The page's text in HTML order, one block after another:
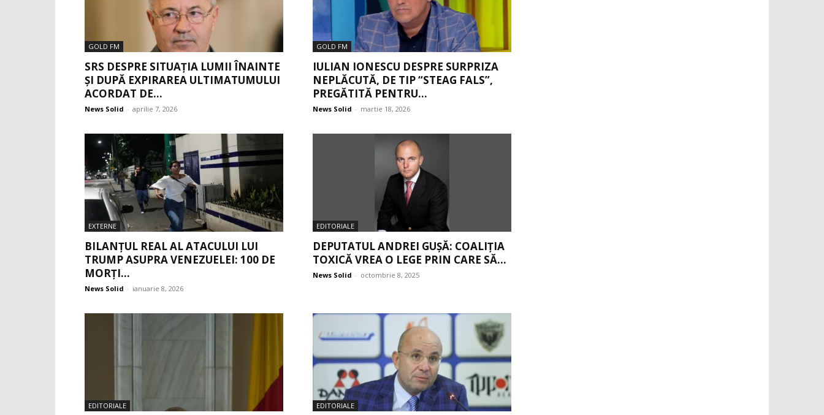
GOLD FM
SRS DESPRE SITUAȚIA LUMII ÎNAINTE
ȘI DUPĂ EXPIRAREA ULTIMATUMULUI
ACORDAT DE...
News Solid - aprilie 7, 2026
GOLD FM
IULIAN IONESCU DESPRE SURPRIZA
NEPLĂCUTĂ, DE TIP “STEAG FALS”,
PREGĂTITĂ PENTRU...
News Solid - martie 18, 2026
EXTERNE
BILANȚUL REAL AL ATACULUI LUI
TRUMP ASUPRA VENEZUELEI: 100 DE
MORȚI...
News Solid - ianuarie 8, 2026
EDITORIALE
DEPUTATUL ANDREI GUȘĂ: COALIȚIA
TOXICĂ VREA O LEGE PRIN CARE SĂ...
News Solid - octombrie 8, 2025
EDITORIALE EDITORIALE